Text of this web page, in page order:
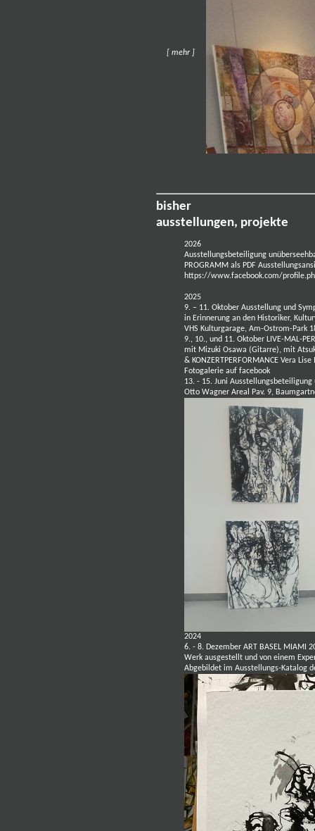
[ mehr ]
bisher
ausstellungen, projekte
2026
Ausstellungsbeteiligung
PROGRAMM als PDF
https://www.facebook.com/
2025
9. – 11. Oktober Ausstellung und
in Erinnerung an den Historiker,
VHS Kulturgarage, Am-Ostrom-Park
9., 10., und 11. Oktober LIVE-MAL-
mit Mizuki Osawa (Gitarre), mit
& KONZERTPERFORMANCE Vera Lise
Fotogalerie auf facebook
13. - 15. Juni
Otto Wagner Areal Pav. 9,
2024
6. - 8. Dezember ART BASEL MIAMI
Werk ausgestellt und von einem
Abgebildet im Ausstellungs-Katalog